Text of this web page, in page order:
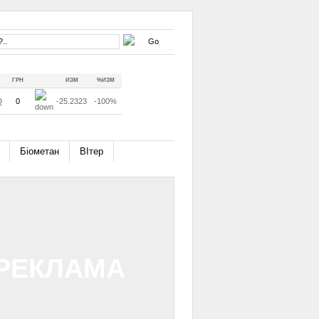
ГРН ИЗМ %ИЗМ
0 -25.2323 -100%
Біометан ВІтер